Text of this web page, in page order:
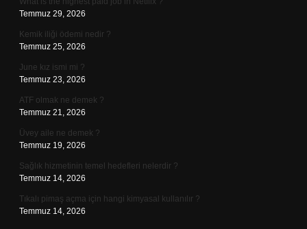
Temmuz 29, 2026
Kemik iliği ödemi nedir ?
Temmuz 25, 2026
June kız ismi mi ?
Temmuz 23, 2026
ATF olmak ne demek ?
Temmuz 21, 2026
Üvey aile ne demek ?
Temmuz 19, 2026
Sağlık hizmetinin temel hedefleri nelerdir ?
Temmuz 14, 2026
Tıkalı pimaş açma için hangi kimyasal kullanılır ?
Temmuz 14, 2026